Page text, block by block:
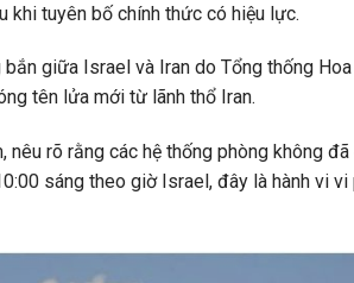
khi tuyên bố chính thức có hiệu lực.
giữa Israel và Iran do Tổng thống
tên lửa mới từ lãnh thổ Iran.
rõ rằng các hệ thống phòng không
sáng theo giờ Israel, đây là hành vi